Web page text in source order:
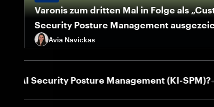
Varonis zum dritten Mal in Folge als
Security Posture Management
Avia Navickas
Security Posture Management (KI-SPM)? NEU